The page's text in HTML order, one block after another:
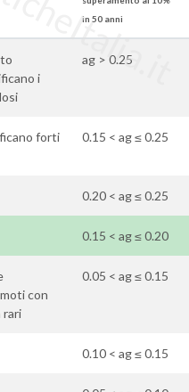
in 50 anni
i
ag > 0.25
forti
0.15 < ag ≤ 0.25
0.20 < ag ≤ 0.25
0.15 < ag ≤ 0.20
con
rari
0.05 < ag ≤ 0.15
0.10 < ag ≤ 0.15